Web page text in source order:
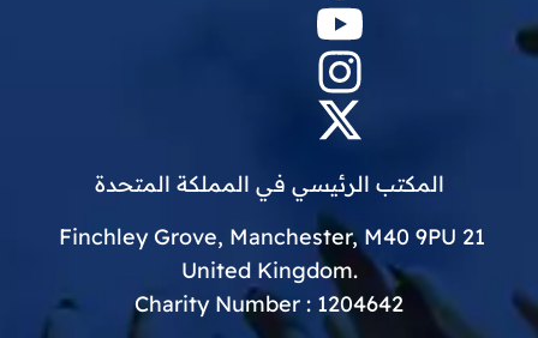
المكتب الرئيسي في المملكة المتحدة
21 Finchley Grove, Manchester, M40 9PU
.United Kingdom
Charity Number : 1204642